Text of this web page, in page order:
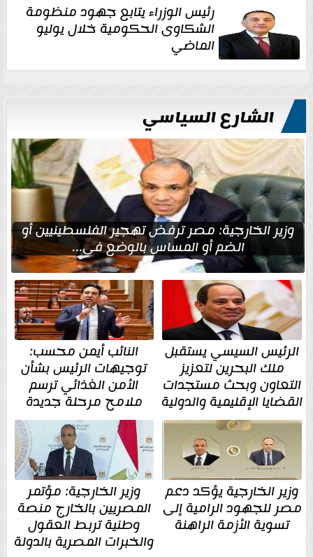
رئيس الوزراء يتابع جهود منظومة
الشكاوى الحكومية خلال يوليو
الماضي
الشارع السياسي
وزير الخارجية: مصر ترفض تهجير الفلسطينيين أو
الضم أو المساس بالوضع في...
الرئيس السيسي يستقبل
ملك البحرين لتعزيز
التعاون وبحث مستجدات
القضايا الإقليمية والدولية
النائب أيمن محسب:
توجيهات الرئيس بشأن
الأمن الغذائي ترسم
ملامح مرحلة جديدة
وزير الخارجية يؤكد دعم
مصر للجهود الرامية إلى
تسوية الأزمة الراهنة
وزير الخارجية: مؤتمر
المصريين بالخارج منصة
وطنية تربط العقول
والخبرات المصرية بالدولة